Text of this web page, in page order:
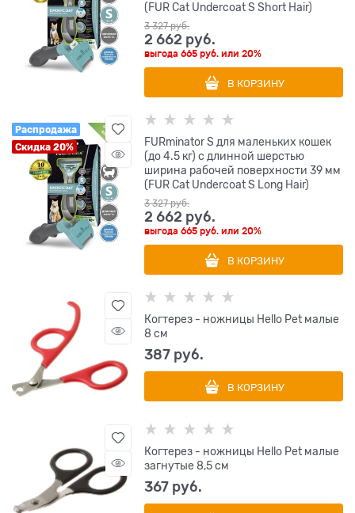
(FUR Cat Undercoat S Short Hair)
3 327 руб.
2 662 руб.
выгода665 руб. или20%
В КОРЗИНУ
Распродажа
Скидка 20%
FURminator S для маленьких кошек
(до 4.5 кг) с длинной шерстью
ширина рабочей поверхности 39 мм
(FUR Cat Undercoat S Long Hair)
3 327 руб.
2 662 руб.
выгода665 руб. или20%
В КОРЗИНУ
Когтерез - ножницы Hello Pet малые
8 см
387 руб.
В КОРЗИНУ
Когтерез - ножницы Hello Pet малые
загнутые 8,5 см
367 руб.